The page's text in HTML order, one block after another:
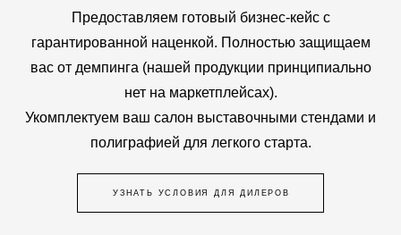
Предоставляем готовый бизнес-кейс с
гарантированной наценкой. Полностью защищаем
вас от демпинга (нашей продукции принципиально
нет на маркетплейсах).
Укомплектуем ваш салон выставочными стендами и
полиграфией для легкого старта.
УЗНАТЬ УСЛОВИЯ ДЛЯ ДИЛЕРОВ